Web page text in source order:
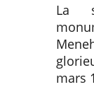
La
mars